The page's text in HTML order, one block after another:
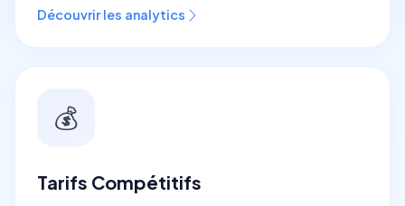
Découvrir les analytics
💰
Tarifs Compétitifs